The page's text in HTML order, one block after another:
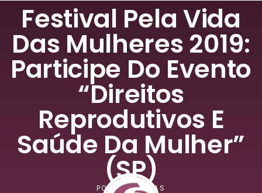
Festival Pela Vida
Das Mulheres 2019:
Participe Do Evento
“Direitos
Reprodutivos E
Saúde Da Mulher”
(SP)
POR CATOLICAS